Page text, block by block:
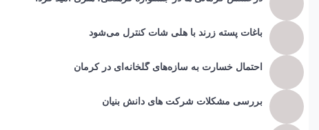
باغات پسته زرند با هلی شات کنترل می‌شود
احتمال خسارت به ساز‌ه‌های گلخانه‌ای در کرمان
بررسی مشکلات شرکت های دانش بنیان